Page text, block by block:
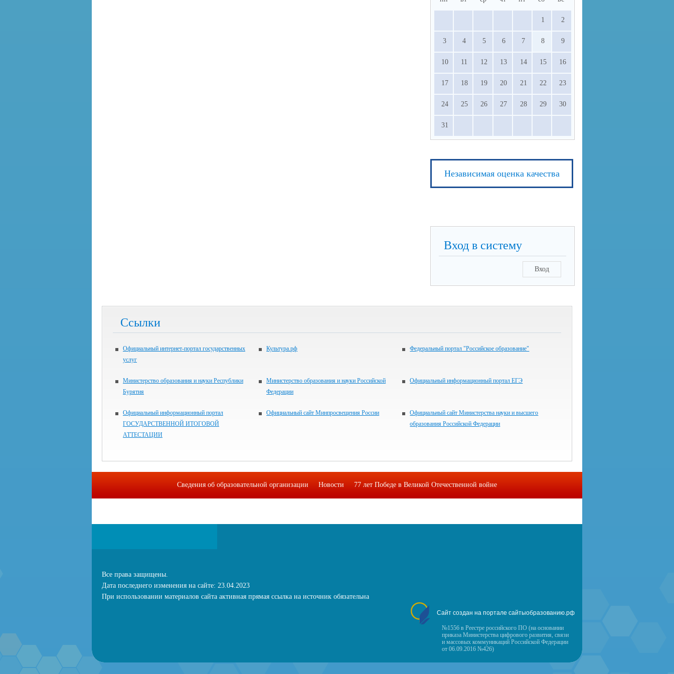
1 2
3 4 5 6 7 8 9
10 11 12 13 14 15 16
17 18 19 20 21 22 23
24 25 26 27 28 29 30
31
Независимая оценка качества
Вход в систему
Вход
Ссылки
Официальный интернет-портал государственных
услуг
Культура.рф Федеральный портал "Российское образование"
Министерство образования и науки Республики
Бурятия
Министерство образования и науки Российской
Федерации
Официальный информационный портал ЕГЭ
Официальный информационный портал
ГОСУДАРСТВЕННОЙ ИТОГОВОЙ
АТТЕСТАЦИИ
Официальный сайт Минпросвещения России
Официальный сайт Министерства науки и высшего
образования Российской Федерации
Сведения об образовательной организации Новости 77 лет Победе в Великой Отечественной войне
Все права защищены.
Дата последнего изменения на сайте: 23.04.2023
При использовании материалов сайта активная прямая ссылка на источник обязательна
Сайт создан на портале сайтыобразованию.рф
№1556 в Реестре российского ПО (на основании
приказа Министерства цифрового развития, связи
и массовых коммуникаций Российской Федерации
от 06.09.2016 №426)